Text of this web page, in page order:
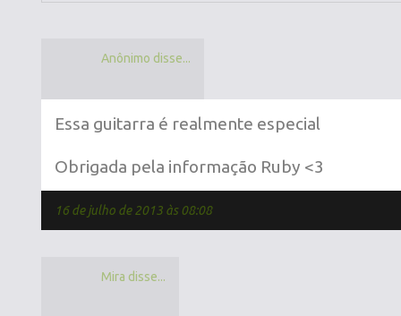
Anônimo disse...
Essa guitarra é realmente especial
Obrigada pela informação Ruby <3
16 de julho de 2013 às 08:08
Mira disse...